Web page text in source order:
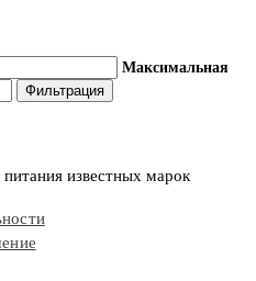
Максимальная
Фильтрация
известных марок